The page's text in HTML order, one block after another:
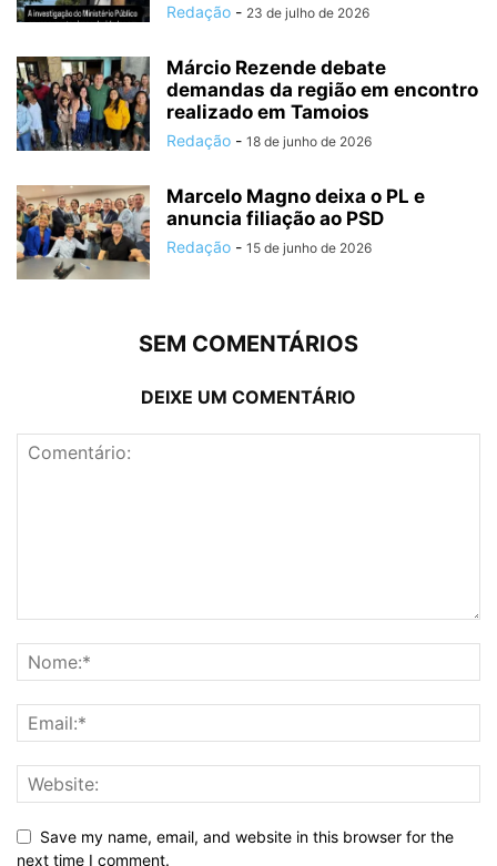
Redação - 23 de julho de 2026
Márcio Rezende debate
demandas da região em encontro
realizado em Tamoios
Redação - 18 de junho de 2026
Marcelo Magno deixa o PL e
anuncia filiação ao PSD
Redação - 15 de junho de 2026
SEM COMENTÁRIOS
DEIXE UM COMENTÁRIO
Save my name, email, and website in this browser for the
next time I comment.